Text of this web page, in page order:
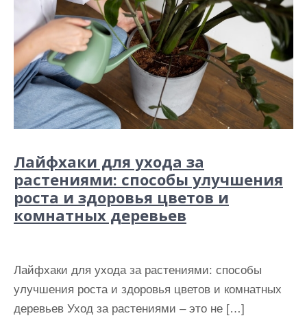
Лайфхаки для ухода за
растениями: способы улучшения
роста и здоровья цветов и
комнатных деревьев
Лайфхаки для ухода за растениями: способы
улучшения роста и здоровья цветов и комнатных
деревьев Уход за растениями – это не […]